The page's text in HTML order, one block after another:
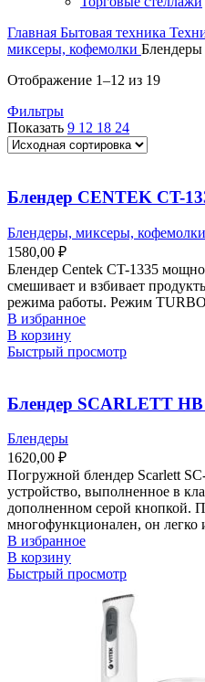
Главная Бытовая техника
миксеры, кофемолки Блендеры
Отображение 1–12 из 19
Фильтры
Показать 9 12 18 24
Блендер CENTEK CT-
Блендеры, миксеры, кофемолки
1580,00 ₽
Блендер Centek CT-1335
смешивает и взбивает
режима работы. Режим TURBO
В избранное
В корзину
Быстрый просмотр
Блендер SCARLETT HB
Блендеры
1620,00 ₽
Погружной блендер Scarlett
устройство, выполненное в
дополненном серой кнопкой.
многофункционален, он легко
В избранное
В корзину
Быстрый просмотр